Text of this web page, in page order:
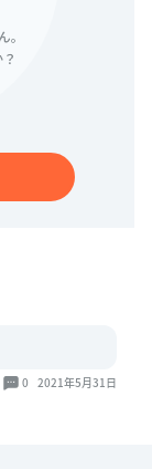
0 2021年5月31日